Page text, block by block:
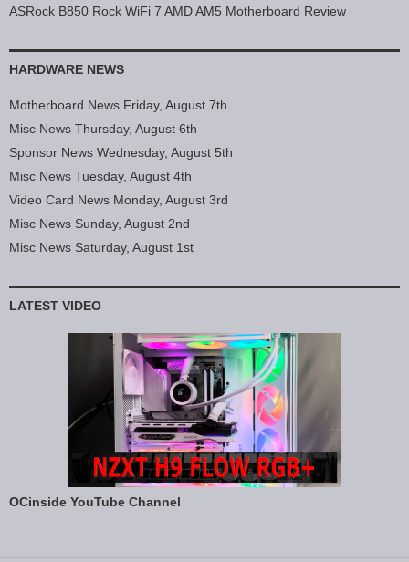
ASRock B850 Rock WiFi 7 AMD AM5 Motherboard Review
HARDWARE NEWS
Motherboard News Friday, August 7th
Misc News Thursday, August 6th
Sponsor News Wednesday, August 5th
Misc News Tuesday, August 4th
Video Card News Monday, August 3rd
Misc News Sunday, August 2nd
Misc News Saturday, August 1st
LATEST VIDEO
OCinside YouTube Channel